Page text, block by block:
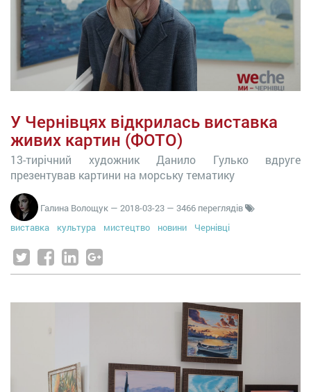
У Чернівцях відкрилась виставка
живих картин (ФОТО)
13-тирічний художник Данило Гулько вдруге
презентував картини на морську тематику
Галина Волощук — 2018-03-23 — 3466 переглядів
виставка
культура мистецтво новини Чернівці